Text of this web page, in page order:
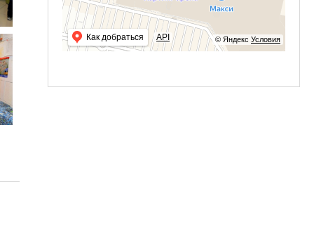
© Яндекс Условия
Как добраться API